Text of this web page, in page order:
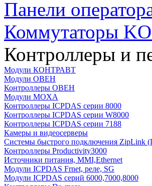
Панели
Коммутаторы
Контроллеры и
Модули КОНТРАВТ
Модули ОВЕН
Контроллеры ОВЕН
Модули MOXA
Контроллеры ICPDAS серии 8000
Контроллеры ICPDAS серии W8000
Контроллеры ICPDAS серии 7188
Камеры и видеосерверы
Системы быстрого подключения ZipLink
Контроллеры Productivity3000
Источники питания, MMI,Ethernet
Модули ICPDAS Frnet, реле, SG
Модули ICPDAS серий 6000,7000,8000